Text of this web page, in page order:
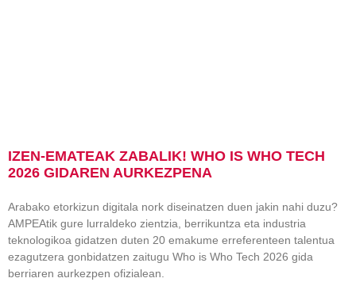
IZEN-EMATEAK ZABALIK! WHO IS WHO TECH
2026 GIDAREN AURKEZPENA
Arabako etorkizun digitala nork diseinatzen duen jakin nahi duzu?
AMPEAtik gure lurraldeko zientzia, berrikuntza eta industria
teknologikoa gidatzen duten 20 emakume erreferenteen talentua
ezagutzera gonbidatzen zaitugu Who is Who Tech 2026 gida
berriaren aurkezpen ofizialean.